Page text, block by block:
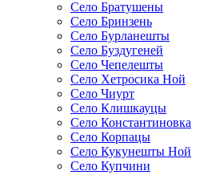
Село Братушены
Село Бринзень
Село Бурланешты
Село Буздугеней
Село Чепелешты
Село Хетросика Ной
Село Чиурт
Село Клишкауцы
Село Константиновка
Село Корпацы
Село Кукунешты Ной
Село Купчини